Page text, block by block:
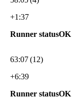
+1:37
Runner statusOK
63:07 (12)
+6:39
Runner statusOK